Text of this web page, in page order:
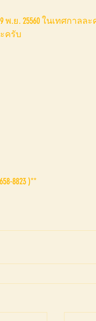
ครับ
8823 )**